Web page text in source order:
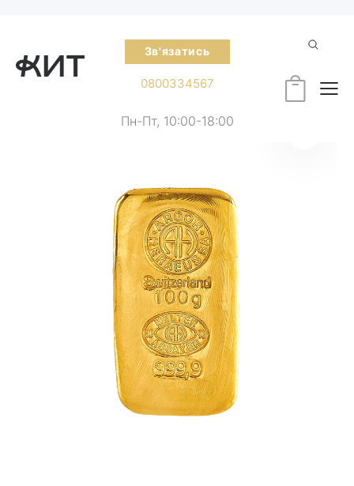
Зв'язатись
0800334567
Пн-Пт, 10:00-18:00